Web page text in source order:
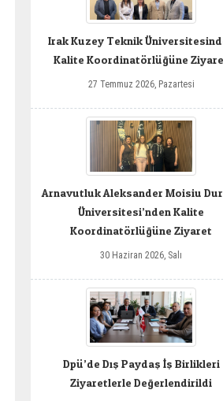
Irak Kuzey Teknik
Kalite Koordinatörlüğüne
27 Temmuz 2026, Pazartesi
Arnavutluk Aleksander Moisiu
Üniversitesi’nden Kalite
Koordinatörlüğüne Ziyaret
30 Haziran 2026, Salı
Dpü’de Dış Paydaş İş Birlikleri
Ziyaretlerle Değerlendirildi